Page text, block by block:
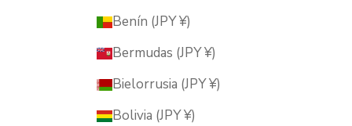
Benín (JPY ¥)
Bermudas (JPY ¥)
Bielorrusia (JPY ¥)
Bolivia (JPY ¥)